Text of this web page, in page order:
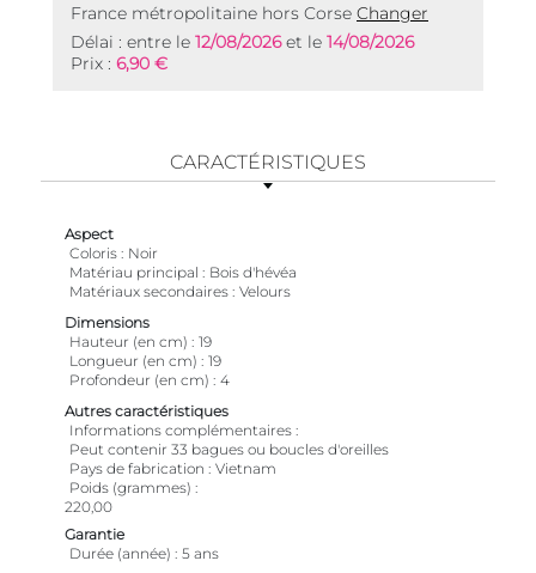
France métropolitaine hors Corse Changer
Délai : entre le 12/08/2026et le 14/08/2026
Prix : 6,90 €
CARACTÉRISTIQUES
Aspect
Coloris
Noir
Matériau principal
Bois d'hévéa
Matériaux secondaires Velours
Dimensions
Hauteur (en cm)
19
Longueur (en cm)
19
Profondeur (en cm)
4
Autres caractéristiques
Informations complémentaires
Peut contenir 33 bagues ou boucles d'oreilles
Pays de fabrication
Vietnam
Poids (grammes)
220,00
Garantie
Durée (année)
5 ans